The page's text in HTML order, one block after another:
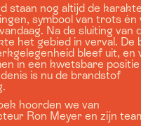
staan nog altijd de
symbool van trots én
Na de sluiting van
het gebied in verval. De
bleef uit, en
in een kwetsbare
is nu de brandstof
hoorden we van
Ron Meyer en zijn